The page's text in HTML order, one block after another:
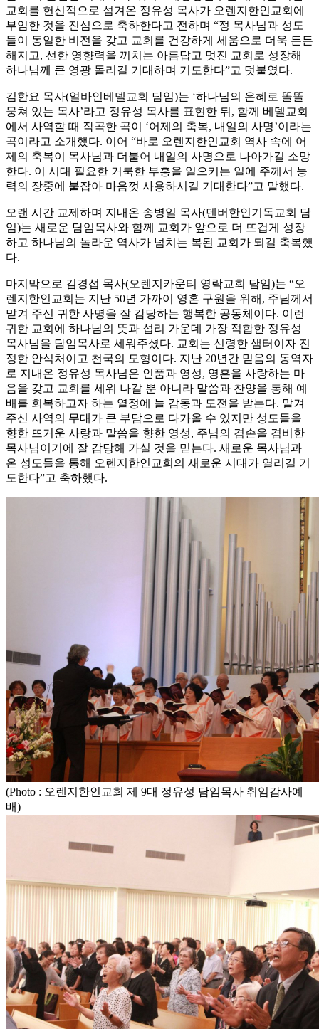
교회를 헌신적으로 섬겨온 정유성 목사가 오렌지한인교회에
부임한 것을 진심으로 축하한다고 전하며 “정 목사님과 성도
들이 동일한 비전을 갖고 교회를 건강하게 세움으로 더욱 든든
해지고, 선한 영향력을 끼치는 아름답고 멋진 교회로 성장해
하나님께 큰 영광 돌리길 기대하며 기도한다”고 덧붙였다.
김한요 목사(얼바인베델교회 담임)는 ‘하나님의 은혜로 똘똘
뭉쳐 있는 목사’라고 정유성 목사를 표현한 뒤, 함께 베델교회
에서 사역할 때 작곡한 곡이 ‘어제의 축복, 내일의 사명’이라는
곡이라고 소개했다. 이어 “바로 오렌지한인교회 역사 속에 어
제의 축복이 목사님과 더불어 내일의 사명으로 나아가길 소망
한다. 이 시대 필요한 거룩한 부흥을 일으키는 일에 주께서 능
력의 장중에 붙잡아 마음껏 사용하시길 기대한다”고 말했다.
오랜 시간 교제하며 지내온 송병일 목사(덴버한인기독교회 담
임)는 새로운 담임목사와 함께 교회가 앞으로 더 뜨겁게 성장
하고 하나님의 놀라운 역사가 넘치는 복된 교회가 되길 축복했
다.
마지막으로 김경섭 목사(오렌지카운티 영락교회 담임)는 “오
렌지한인교회는 지난 50년 가까이 영혼 구원을 위해, 주님께서
맡겨 주신 귀한 사명을 잘 감당하는 행복한 공동체이다. 이런
귀한 교회에 하나님의 뜻과 섭리 가운데 가장 적합한 정유성
목사님을 담임목사로 세워주셨다. 교회는 신령한 샘터이자 진
정한 안식처이고 천국의 모형이다. 지난 20년간 믿음의 동역자
로 지내온 정유성 목사님은 인품과 영성, 영혼을 사랑하는 마
음을 갖고 교회를 세워 나갈 뿐 아니라 말씀과 찬양을 통해 예
배를 회복하고자 하는 열정에 늘 감동과 도전을 받는다. 맡겨
주신 사역의 무대가 큰 부담으로 다가올 수 있지만 성도들을
향한 뜨거운 사랑과 말씀을 향한 영성, 주님의 겸손을 겸비한
목사님이기에 잘 감당해 가실 것을 믿는다. 새로운 목사님과
온 성도들을 통해 오렌지한인교회의 새로운 시대가 열리길 기
도한다”고 축하했다.
(Photo : 오렌지한인교회 제 9대 정유성 담임목사 취임감사예
배)